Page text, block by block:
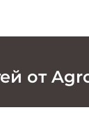
от